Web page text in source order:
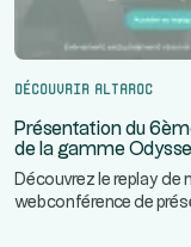
Découvrir Altaroc
Présentation du
de la gamme
Découvrez le replay de
webconférence de